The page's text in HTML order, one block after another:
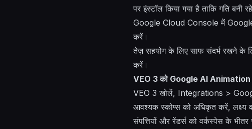
पर इंस्टॉल किया गया है ताकि गति बनी
Google Cloud Console में
करें।
तेज़ सहयोग के लिए साफ संदर्भ रखने
करें।
VEO 3 को Google AI
VEO 3 खोलें, Integrations >
आवश्यक स्कोप्स को अधिकृत करें, लक्ष्य
संपत्तियों और रेंडर्स को वर्कस्पेस के